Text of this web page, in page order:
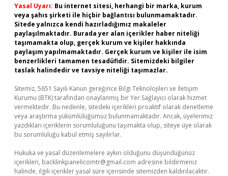
Yasal Uyarı: Bu internet sitesi, herhangi bir marka, kurum
veya şahıs şirketi ile hiçbir bağlantısı bulunmamaktadır.
Sitede yalnızca kendi hazırladığımız makaleler
paylaşılmaktadır. Burada yer alan içerikler haber niteliği
taşımamakta olup, gerçek kurum ve kişiler hakkında
paylaşım yapılmamaktadır. Gerçek kurum ve kişiler ile isim
benzerlikleri tamamen tesadüfidir. Sitemizdeki bilgiler
taslak halindedir ve tavsiye niteliği taşımazlar.
Sitemiz, 5651 Sayılı Kanun gereğince Bilgi Teknolojileri ve İletişim
Kurumu (BTK) tarafından onaylanmış bir Yer Sağlayıcı olarak hizmet
vermektedir. Bu nedenle, sitedeki içerikleri proaktif olarak denetleme
veya araştırma yükümlülüğümüz bulunmamaktadır. Ancak, üyelerimiz
yazdıkları içeriklerin sorumluluğunu taşımakta olup, siteye üye olarak
bu sorumluluğu kabul etmiş sayılırlar.
Hukuka ve yasal düzenlemelere aykırı olduğunu düşündüğünüz
içerikleri, backlinkpanelicomtr@gmail.com adresine bildirmeniz
halinde, ilgili içerikler yasal süre içerisinde sitemizden kaldırılacaktır.